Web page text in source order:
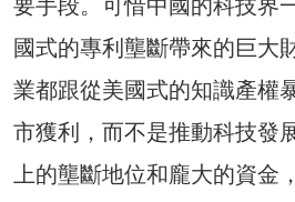
要手段。可惜中國的科技界
國式的專利壟斷帶來的巨大
業都跟從美國式的知識產權
市獲利，而不是推動科技發
上的壟斷地位和龐大的資金